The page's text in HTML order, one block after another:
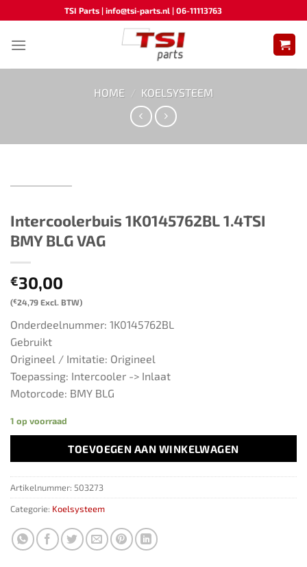
naar
inhoud
TSI Parts | info@tsi-parts.nl | 06-11113763
HOME / KOELSYSTEEM
Intercoolerbuis ​​1K0145762BL​ 1.4TSI
BMY BLG VAG
€30,00
(€24,79 Excl. BTW)
Onderdeelnummer: 1K0145762BL
Gebruikt
Origineel / Imitatie: Origineel
Toepassing: Intercooler -> Inlaat
Motorcode: BMY BLG
1 op voorraad
TOEVOEGEN AAN WINKELWAGEN
Artikelnummer: 503273
Categorie: Koelsysteem